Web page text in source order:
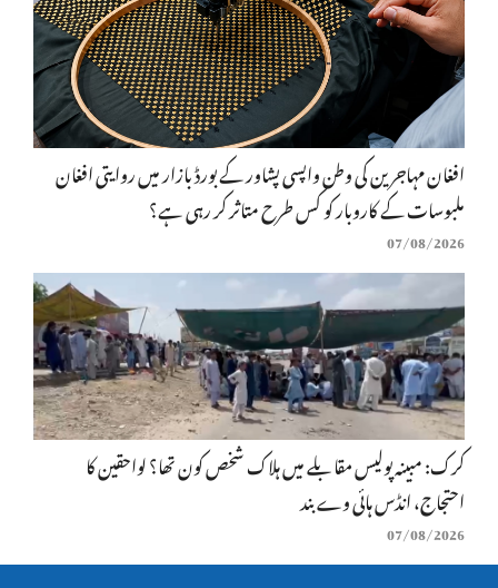
افغان مہاجرین کی وطن واپسی پشاور کے بورڈ بازار میں روایتی افغان
ملبوسات کے کاروبار کو کس طرح متاثر کر رہی ہے؟
07/08/2026
کرک: مبینہ پولیس مقابلے میں ہلاک شخص کون تھا؟ لواحقین کا
احتجاج، انڈس ہائی وے بند
07/08/2026